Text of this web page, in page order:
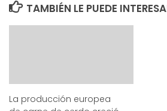
TAMBIÉN LE PUEDE
La producción europea